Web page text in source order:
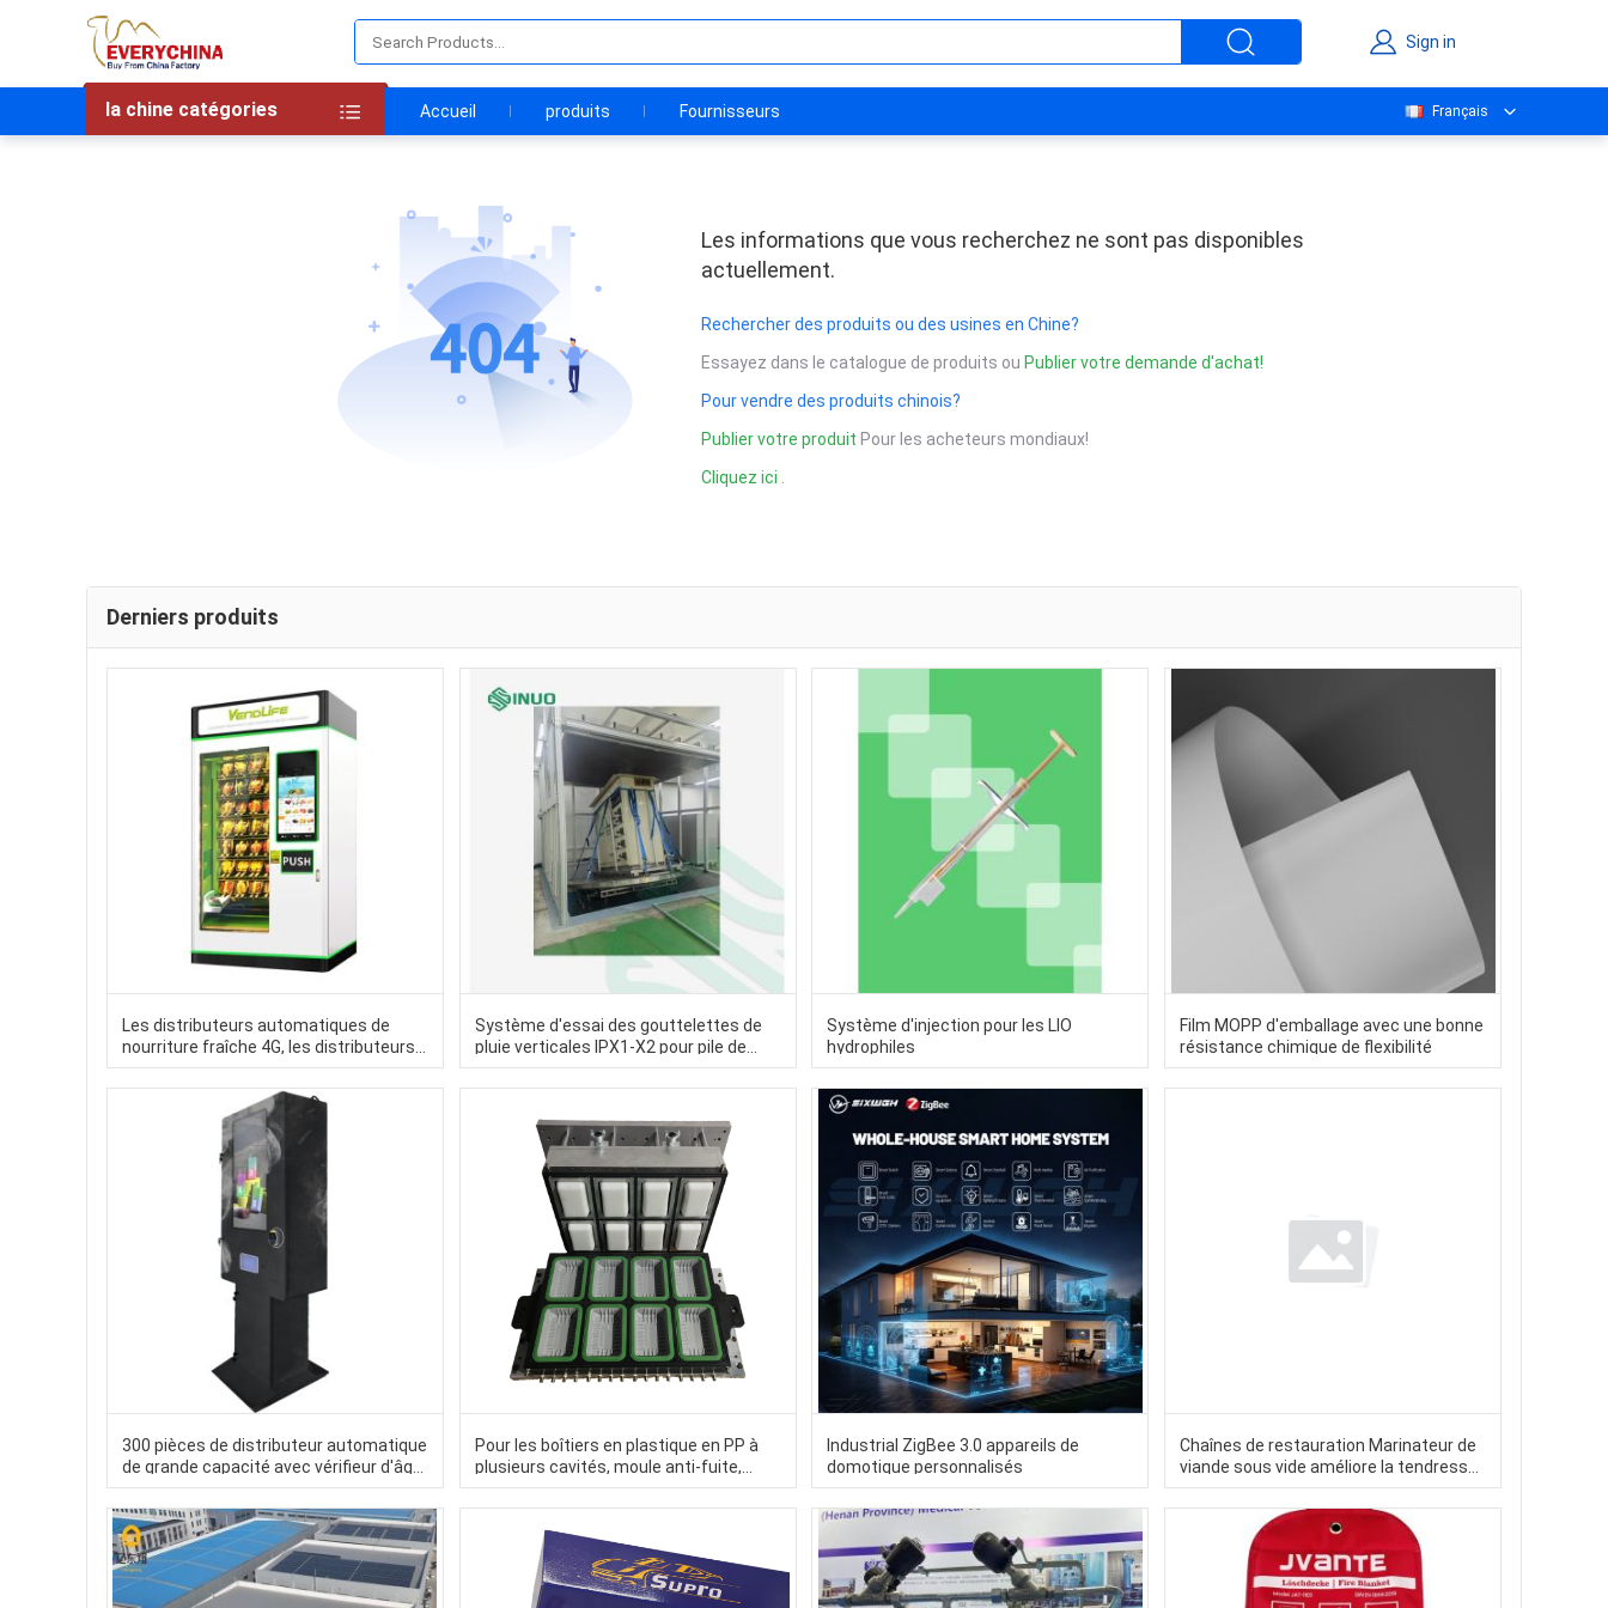
Sign in
la chine catégories Accueil produits Fournisseurs Français
Les informations que vous recherchez ne sont pas disponibles
actuellement.
Rechercher des produits ou des usines en Chine?
Essayez dans le catalogue de produits ou Publier votre demande d'achat!
Pour vendre des produits chinois?
Publier votre produit Pour les acheteurs mondiaux!
Cliquez ici
Derniers produits
Les distributeurs automatiques de
nourriture fraîche 4G, les distributeurs
automatiques de jus d' orange frais
60HZ DEX
Système d'essai des gouttelettes de
pluie verticales IPX1-X2 pour pile de
charge de véhicule électrique
Système d'injection pour les LIO
hydrophiles
Film MOPP d'emballage avec une bonne
résistance chimique de flexibilité
300 pièces de distributeur automatique
de grande capacité avec vérifieur d'âge
Nayax
Pour les boîtiers en plastique en PP à
plusieurs cavités, moule anti-fuite,
boîte de verrouillage à micro-ondes
Industrial ZigBee 3.0 appareils de
domotique personnalisés
Chaînes de restauration Marinateur de
viande sous vide améliore la tendresse
et la saveur 20L